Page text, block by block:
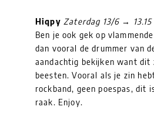
Hiqpy Zaterdag 13/6 →
Ben je ook gek op
dan vooral de drummer van
aandachtig bekijken want dit
beesten. Vooral als je zin
rockband, geen poespas, dit
raak. Enjoy.